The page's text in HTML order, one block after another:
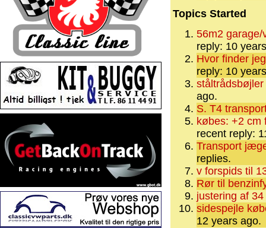
Topics Started
56m2
reply: 10
Hvor finder
reply: 10
ago.
S. T4
købes: +2
recent reply:
Transport
replies.
v forspids til
Rør til
justering af
sidespejle
12 years ago.